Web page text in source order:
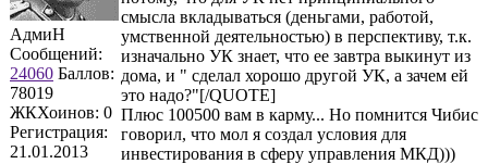
АдмиН
Сообщений:
24060 Баллов:
78019
ЖКХоинов: 0
Регистрация:
21.01.2013
смысла вкладываться (деньгами, работой,
умственной деятельностью) в перспективу, т.к.
изначально УК знает, что ее завтра выкинут из
дома, и " сделал хорошо другой УК, а зачем ей
это надо?"[/QUOTE]
Плюс 100500 вам в карму... Но помнится Чибис
говорил, что мол я создал условия для
инвестирования в сферу управления МКД)))